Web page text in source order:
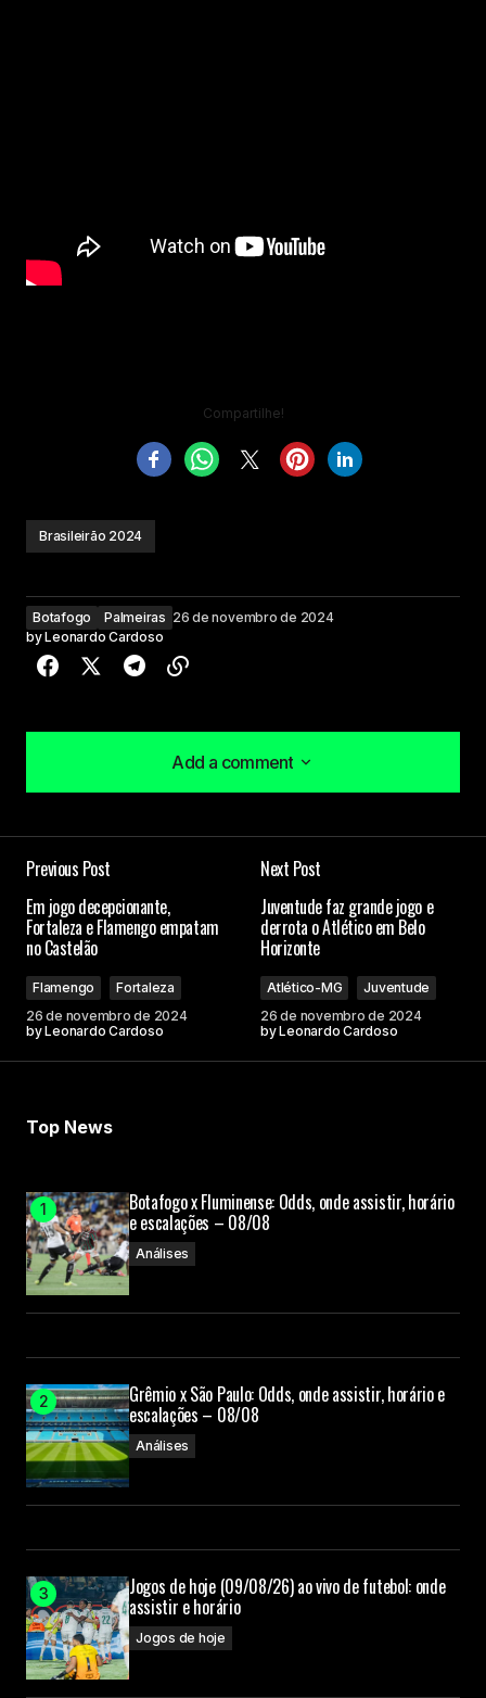
Compartilhe!
Brasileirão 2024
Botafogo Palmeiras 26 de novembro de 2024
byLeonardo Cardoso
Add a comment
Add a comment
Campos obrigatórios são marcados com*
Submit Comment
Previous Post
Em jogo decepcionante,
Fortaleza e Flamengo empatam
no Castelão
Flamengo
Fortaleza
26 de novembro de 2024
byLeonardo Cardoso
Next Post
Juventude faz grande jogo e
derrota o Atlético em Belo
Horizonte
Atlético-MG
Juventude
26 de novembro de 2024
byLeonardo Cardoso
Top News
Botafogo x Fluminense: Odds, onde assistir, horário
e escalações – 08/08
Análises
Grêmio x São Paulo: Odds, onde assistir, horário e
escalações – 08/08
Análises
Jogos de hoje (09/08/26) ao vivo de futebol: onde
assistir e horário
Jogos de hoje